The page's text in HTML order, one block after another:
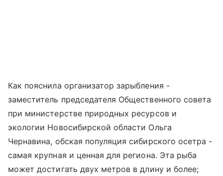
Как пояснила организатор зарыбления -
заместитель председателя Общественного совета
при министерстве природных ресурсов и
экологии Новосибирской области Ольга
Чернавина, обская популяция сибирского осетра -
самая крупная и ценная для региона. Эта рыба
может достигать двух метров в длину и более;